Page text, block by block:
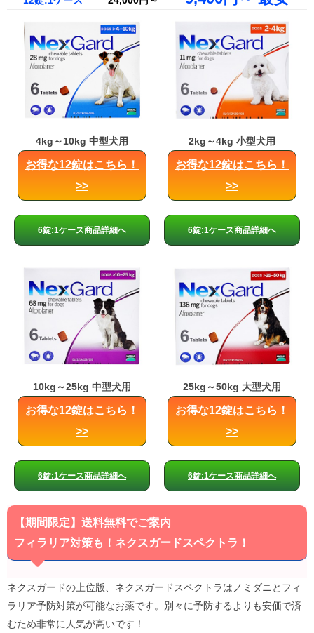
4kg～10kg 中型犬用
お得な12錠はこちら！
>>
6錠:1ケース商品詳細へ
2kg～4kg 小型犬用
お得な12錠はこちら！
>>
6錠:1ケース商品詳細へ
10kg～25kg 中型犬用
お得な12錠はこちら！
>>
6錠:1ケース商品詳細へ
25kg～50kg 大型犬用
お得な12錠はこちら！
>>
6錠:1ケース商品詳細へ
【期間限定】送料無料でご案内
フィラリア対策も！ネクスガードスペクトラ！
ネクスガードの上位版、ネクスガードスペクトラはノミダニとフィ
ラリア予防対策が可能なお薬です。別々に予防するよりも安価で済
むため非常に人気が高いです！